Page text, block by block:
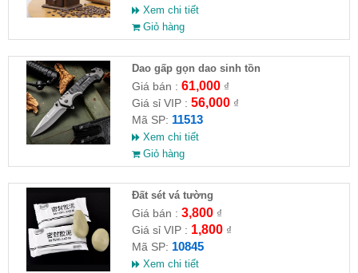
Xem chi tiết
Giỏ hàng
Dao gấp gọn dao sinh tồn
Giá bán : 61,000₫
Giá sỉ VIP : 56,000₫
Mã SP: 11513
Xem chi tiết
Giỏ hàng
Đất sét vá tường
Giá bán : 3,800₫
Giá sỉ VIP : 1,800₫
Mã SP: 10845
Xem chi tiết